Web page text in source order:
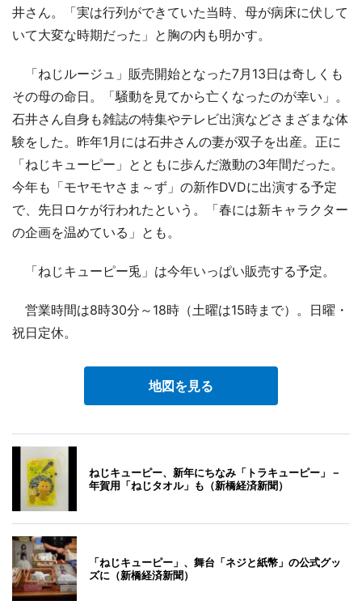
井さん。「実は行列ができていた当時、母が病床に伏して
いて大変な時期だった」と胸の内も明かす。
「ねじルージュ」販売開始となった7月13日は奇しくも
その母の命日。「騒動を見てから亡くなったのが幸い」。
石井さん自身も雑誌の特集やテレビ出演などさまざまな体
験をした。昨年1月には石井さんの妻が双子を出産。正に
「ねじキューピー」とともに歩んだ激動の3年間だった。
今年も「モヤモヤさま～ず」の新作DVDに出演する予定
で、先日ロケが行われたという。「春には新キャラクター
の企画を温めている」とも。
「ねじキューピー兎」は今年いっぱい販売する予定。
営業時間は8時30分～18時（土曜は15時まで）。日曜・
祝日定休。
地図を見る
ねじキューピー、新年にちなみ「トラキューピー」－
年賀用「ねじタオル」も（新橋経済新聞）
「ねじキューピー」、舞台「ネジと紙幣」の公式グッ
ズに（新橋経済新聞）